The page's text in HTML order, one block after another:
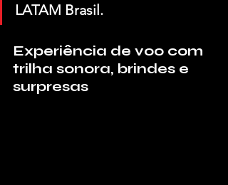
LATAM Brasil.
Experiência de voo com
trilha sonora, brindes e
surpresas